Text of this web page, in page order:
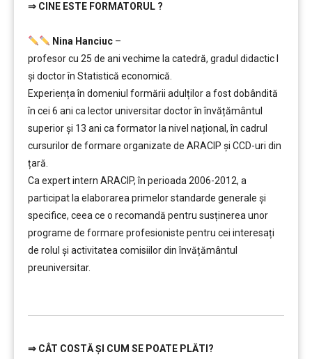
⇒ CINE ESTE FORMATORUL ?
Nina Hanciuc–
profesor cu 25 de ani vechime la catedră, gradul didactic I
şi doctor în Statistică economică.
Experiența în domeniul formării adulților a fost dobândită
în cei 6 ani ca lector universitar doctor în învățământul
superior şi 13 ani ca formator la nivel național, în cadrul
cursurilor de formare organizate de ARACIP şi CCD-uri din
țară.
Ca expert intern ARACIP, în perioada 2006-2012, a
participat la elaborarea primelor standarde generale şi
specifice, ceea ce o recomandă pentru susținerea unor
programe de formare profesioniste pentru cei interesați
de rolul şi activitatea comisiilor din învățământul
preuniversitar.
⇒ CÂT COSTĂ ȘI CUM SE POATE PLĂTI?